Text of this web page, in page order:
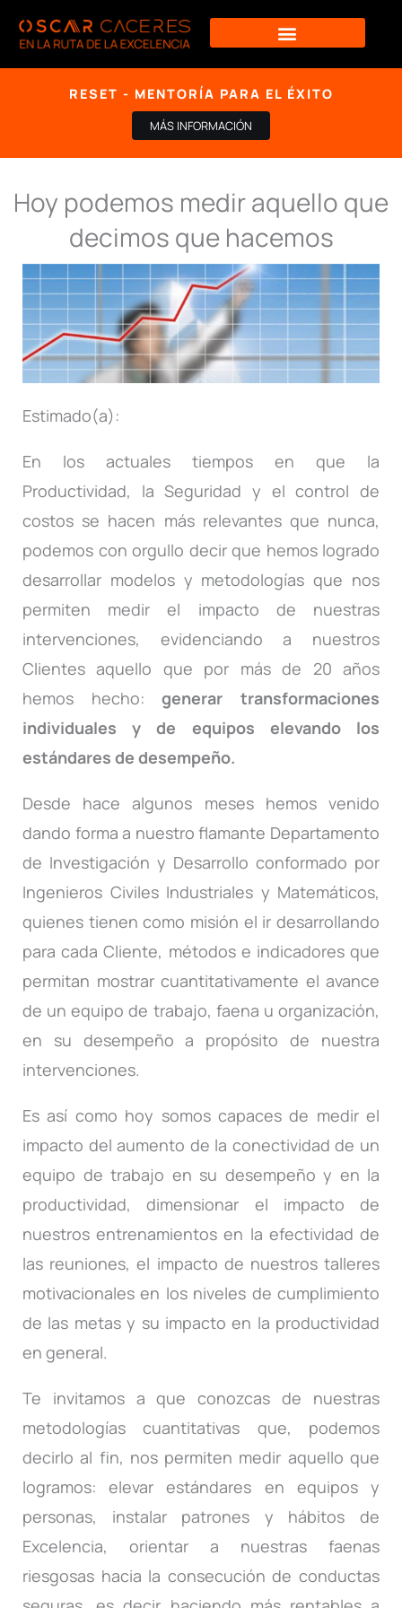
contenido
RESET - MENTORÍA PARA EL ÉXITO
MÁS INFORMACIÓN
Hoy podemos medir aquello que
decimos que hacemos
Estimado(a):
En los actuales tiempos en que la
Productividad, la Seguridad y el control de
costos se hacen más relevantes que nunca,
podemos con orgullo decir que hemos logrado
desarrollar modelos y metodologías que nos
permiten medir el impacto de nuestras
intervenciones, evidenciando a nuestros
Clientes aquello que por más de 20 años
hemos hecho:generar transformaciones
individuales y de equipos elevando los
estándares de desempeño.
Desde hace algunos meses hemos venido
dando forma a nuestro flamante Departamento
de Investigación y Desarrollo conformado por
Ingenieros Civiles Industriales y Matemáticos,
quienes tienen como misión el ir desarrollando
para cada Cliente, métodos e indicadores que
permitan mostrar cuantitativamente el avance
de un equipo de trabajo, faena u organización,
en su desempeño a propósito de nuestra
intervenciones.
Es así como hoy somos capaces de medir el
impacto del aumento de la conectividad de un
equipo de trabajo en su desempeño y en la
productividad, dimensionar el impacto de
nuestros entrenamientos en la efectividad de
las reuniones, el impacto de nuestros talleres
motivacionales en los niveles de cumplimiento
de las metas y su impacto en la productividad
en general.
Te invitamos a que conozcas de nuestras
metodologías cuantitativas que, podemos
decirlo al fin, nos permiten medir aquello que
logramos: elevar estándares en equipos y
personas, instalar patrones y hábitos de
Excelencia, orientar a nuestras faenas
riesgosas hacia la consecución de conductas